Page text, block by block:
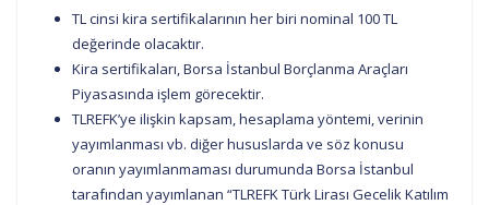
TL cinsi kira sertifikalarının her biri nominal 100 TL
değerinde olacaktır.
Kira sertifikaları, Borsa İstanbul Borçlanma Araçları
Piyasasında işlem görecektir.
TLREFK’ye ilişkin kapsam, hesaplama yöntemi, verinin
yayımlanması vb. diğer hususlarda ve söz konusu
oranın yayımlanmaması durumunda Borsa İstanbul
tarafından yayımlanan “TLREFK Türk Lirası Gecelik Katılım